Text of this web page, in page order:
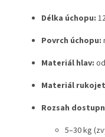
Délka úchopu:
Povrch úchopu:
Materiál hlav:
Materiál
Rozsah
5–30 kg